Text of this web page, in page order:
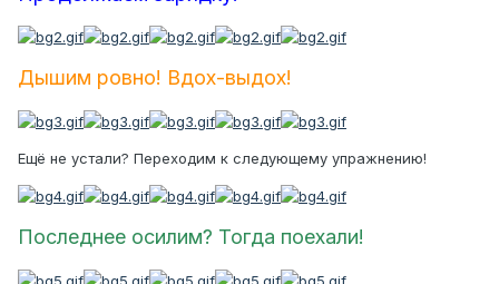
Дышим ровно! Вдох-выдох!
Ещё не устали? Переходим к следующему упражнению!
Последнее осилим? Тогда поехали!